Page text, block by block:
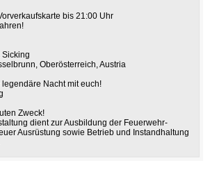
bis 21:00 Uhr
Oberösterreich, Austria
Nacht mit euch!
Zweck!
dient zur Ausbildung der Feuerwehr-
Ausrüstung sowie Betrieb und Instandhaltung